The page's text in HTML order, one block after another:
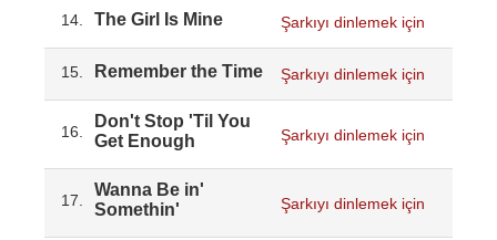
14. The Girl Is Mine Şarkıyı dinlemek için
15. Remember the Time Şarkıyı dinlemek için
16.
Don't Stop 'Til You
Get Enough
Şarkıyı dinlemek için
17.
Wanna Be in'
Somethin'
Şarkıyı dinlemek için